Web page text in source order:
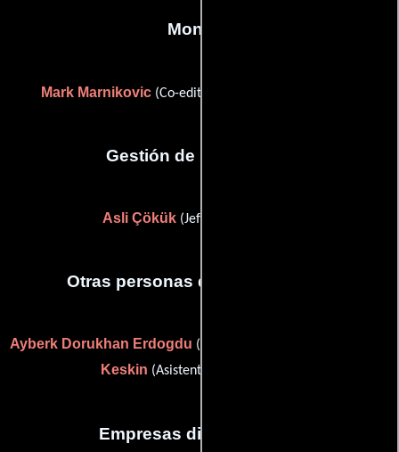
Montaje
Mark Marnikovic(Co-editor) y
Gestión de producción
Asli Çökük(Jefe de producción)
Otras personas que participaron
Ayberk Dorukhan Erdogdu (Asistente de producción) y
Keskin (Asistente de producción)
Empresas distribuidoras